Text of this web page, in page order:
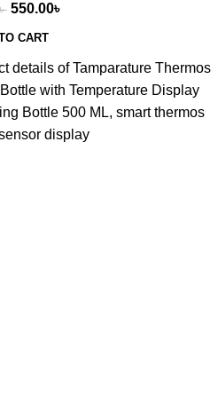
550.00৳
CART
details of Tamparature Thermos
with Temperature Display
Bottle 500 ML, smart thermos
display